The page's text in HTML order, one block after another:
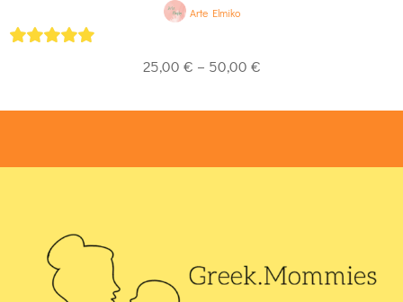
Arte Elmiko
25,00 € – 50,00 €